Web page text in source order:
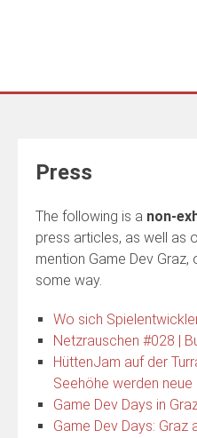
Association supporting game
Press
The following is a non-
press articles, as well as
mention Game Dev
some way.
Wo sich
Netzrauschen #028 |
HüttenJam auf der
Seehöhe werden
Game Dev Days in
Game Dev Days: Graz